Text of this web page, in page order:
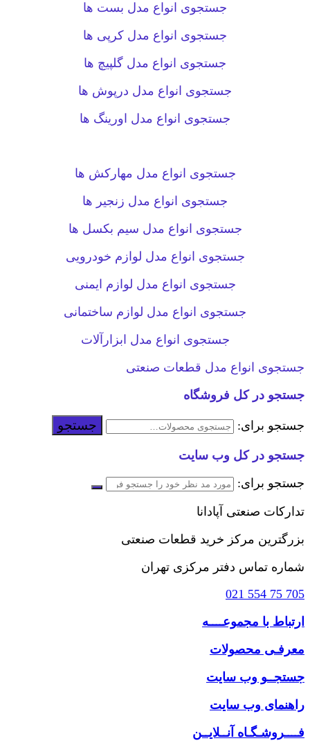
جستجوی انواع مدل بست ها
جستجوی انواع مدل کرپی ها
جستجوی انواع مدل گلپیچ ها
جستجوی انواع مدل درپوش ها
جستجوی انواع مدل اورینگ ها
جستجوی انواع مدل مهارکش ها
جستجوی انواع مدل زنجیر ها
جستجوی انواع مدل سیم بکسل ها
جستجوی انواع مدل لوازم خودرویی
جستجوی انواع مدل لوازم ایمنی
جستجوی انواع مدل لوازم ساختمانی
جستجوی انواع مدل ابزارآلات
جستجوی انواع مدل قطعات صنعتی
جستجو در کل فروشگاه
جستجو برای: جستجو
جستجو در کل وب سایت
جستجو برای:
تدارکات صنعتی آپادانا
بزرگترین مرکز خرید قطعات صنعتی
شماره تماس دفتر مرکزی تهران
705 75 554 021
ارتباط با مجموعــــه
معرفـی محصولات
جستجــو وب سایت
راهنمای وب سایت
فــــروشـگـاه آنــلایــن